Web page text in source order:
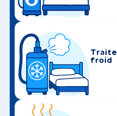
froid